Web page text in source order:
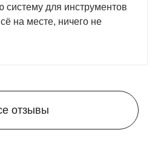
систему для инструментов
на месте, ничего не
отзывы